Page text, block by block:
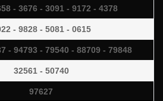
- 3676 - 3091 - 9172 - 4378
- 9828 - 5081 - 0615
- 94793 - 79540 - 88709 - 79848
32561 - 50740
97627